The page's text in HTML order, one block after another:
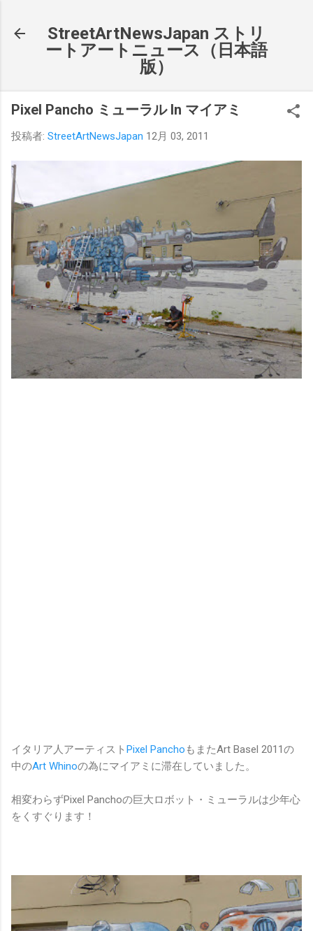
StreetArtNewsJapan ストリ
ートアートニュース（日本語
版）
Pixel Pancho ミューラル In マイアミ
投稿者: StreetArtNewsJapan 12月 03, 2011
イタリア人アーティスト Pixel Pancho もまたArt Basel 2011の
中のArt Whinoの為にマイアミに滞在していました。
相変わらずPixel Panchoの巨大ロボット・ミューラルは少年心
をくすぐります！